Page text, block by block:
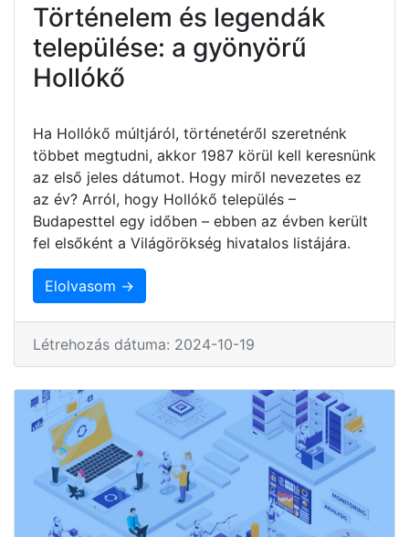
Történelem és legendák
települése: a gyönyörű
Hollókő
Ha Hollókő múltjáról, történetéről szeretnénk
többet megtudni, akkor 1987 körül kell keresnünk
az első jeles dátumot. Hogy miről nevezetes ez
az év? Arról, hogy Hollókő település –
Budapesttel egy időben – ebben az évben került
fel elsőként a Világörökség hivatalos listájára.
Elolvasom →
Létrehozás dátuma: 2024-10-19